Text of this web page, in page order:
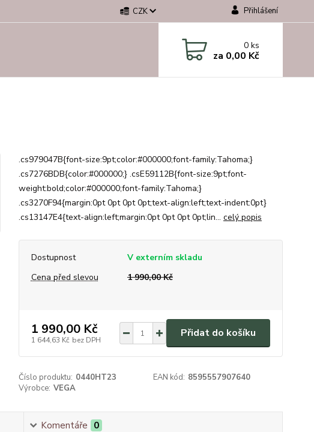
CZK Přihlášení
0ks
za 0,00 Kč
.cs979047B{font-size:9pt;color:#000000;font-family:Tahoma;}
.cs7276BDB{color:#000000;} .csE59112B{font-size:9pt;font-
weight:bold;color:#000000;font-family:Tahoma;}
.cs3270F94{margin:0pt 0pt 0pt 0pt;text-align:left;text-indent:0pt}
.cs13147E4{text-align:left;margin:0pt 0pt 0pt 0pt;lin... celý popis
Dostupnost
V externím skladu
Cena před slevou
1 990,00 Kč
1 990,00 Kč
1 644,63 Kč bez DPH
Přidat do košíku
Číslo produktu: 0440HT23 EAN kód: 8595557907640
Výrobce: VEGA
Komentáře 0